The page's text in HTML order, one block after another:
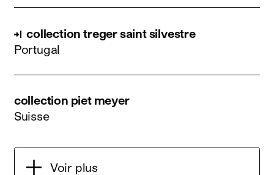
collection treger saint silvestre
Portugal
collection piet meyer
Suisse
Voir plus